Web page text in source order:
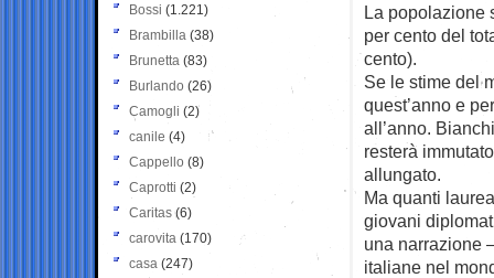
La popolazione
per cento del
cento).
Se le stime del
quest’anno e
all’anno.
resterà
allungato.
Ma quanti
giovani
una narrazione
italiane nel
Bossi (1.221)
Brambilla (38)
Brunetta (83)
Burlando (26)
Camogli (2)
canile (4)
Cappello (8)
Caprotti (2)
Caritas (6)
carovita (170)
casa (247)